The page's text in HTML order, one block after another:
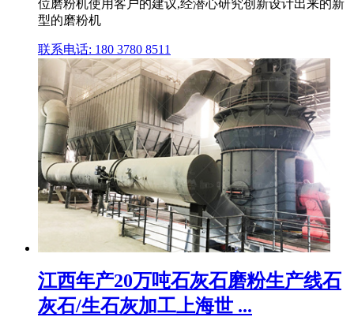
位磨粉机使用客户的建议,经潜心研究创新设计出来的新
型的磨粉机
联系电话: 180 3780 8511
江西年产20万吨石灰石磨粉生产线石
灰石/生石灰加工上海世 ...